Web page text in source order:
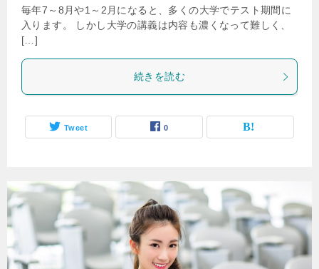
毎年7～8月や1～2月になると、多くの大学でテスト期間に
入ります。 しかし大学の講義は内容も濃くなって難しく、
[…]
続きを読む
Tweet 0